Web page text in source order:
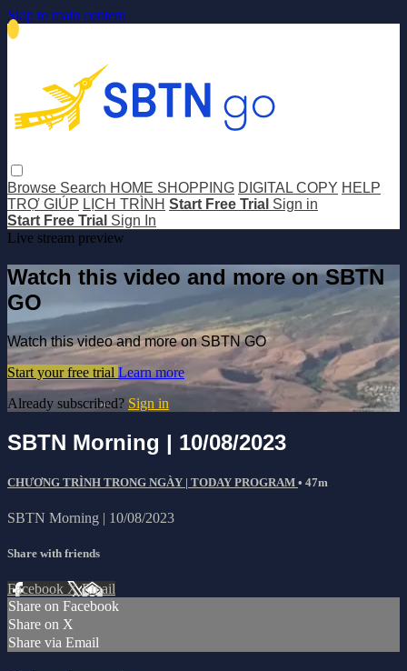
Skip to main content
Browse Search HOME SHOPPING DIGITAL COPY HELP
TRỢ GIÚP LỊCH TRÌNH Start Free Trial Sign in
Start Free Trial Sign In
Live stream preview
Watch this video and more on SBTN
GO
Watch this video and more on SBTN GO
Start your free trial Learn more
Already subscribed? Sign in
SBTN Morning | 10/08/2023
CHƯƠNG TRÌNH TRONG NGÀY | TODAY PROGRAM • 47m
SBTN Morning | 10/08/2023
Share with friends
Facebook XEmail
Share on Facebook
Share on X
Share via Email